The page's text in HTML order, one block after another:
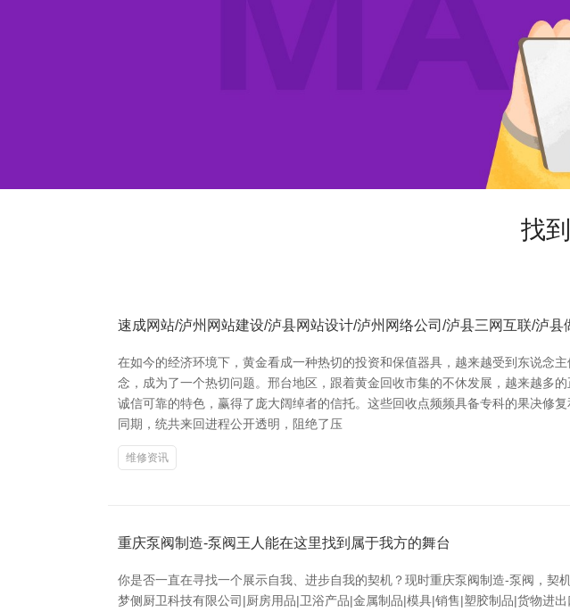
找
速成网站/泸州网站建设/泸县网站设计/泸州网络公司/泸县三网互联/泸
在如今的经济环境下，黄金看成一种热切的投资和保值器具，越来越受到东说念
念，成为了一个热切问题。邢台地区，跟着黄金回收市集的不休发展，越来越多
诚信可靠的特色，赢得了庞大阔绰者的信托。这些回收点频频具备专科的果决修
同期，统共来回进程公开透明，阻绝了压
维修资讯
重庆泵阀制造-泵阀王人能在这里找到属于我方的舞台
你是否一直在寻找一个展示自我、进步自我的契机？现时 重庆泵阀制造-泵阀，
梦侧厨卫科技有限公司|厨房用品|卫浴产品|金属制品|模具|销售|塑胶制品|货物进